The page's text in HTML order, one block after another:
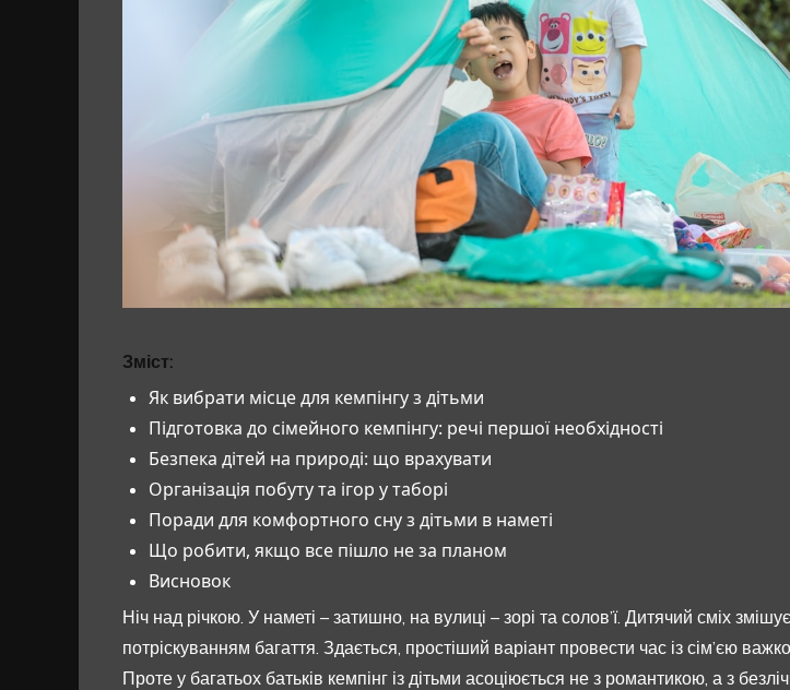
Зміст:
Як вибрати місце для кемпінгу з дітьми
Підготовка до сімейного кемпінгу: речі першої необхідності
Безпека дітей на природі: що врахувати
Організація побуту та ігор у таборі
Поради для комфортного сну з дітьми в наметі
Що робити, якщо все пішло не за планом
Висновок
Ніч над річкою. У наметі – затишно, на вулиці – зорі та солов’ї. Дитячий сміх
потріскуванням багаття. Здається, простіший варіант провести час із сім’єю
Проте у багатьох батьків кемпінг із дітьми асоціюється не з романтикою, а з